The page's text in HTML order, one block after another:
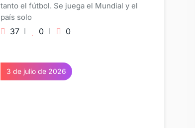
tanto el fútbol. Se juega el Mundial y el
país solo
37 0 0
3 de julio de 2026